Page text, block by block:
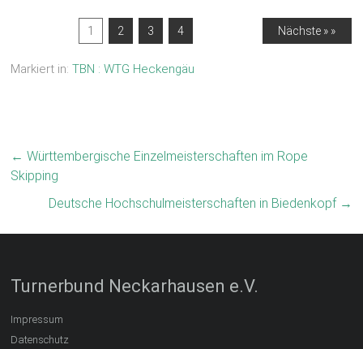
1 2 3 4 Nächste » »
Markiert in:TBN : WTG Heckengäu
← Württembergische Einzelmeisterschaften im Rope
Skipping
Deutsche Hochschulmeisterschaften in Biedenkopf →
Turnerbund Neckarhausen e.V.
Impressum
Datenschutz